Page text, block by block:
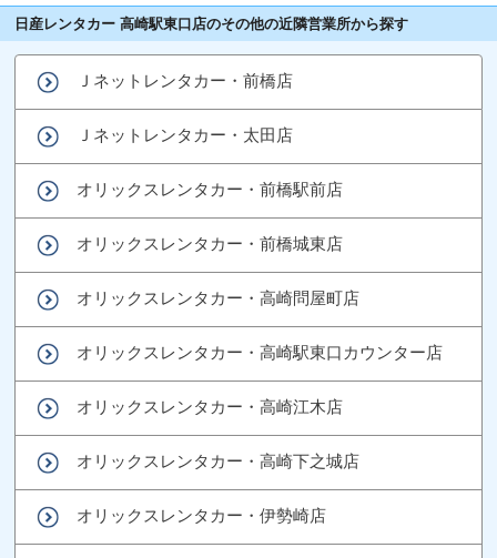
日産レンタカー 高崎駅東口店のその他の近隣営業所から探す
Ｊネットレンタカー・前橋店
Ｊネットレンタカー・太田店
オリックスレンタカー・前橋駅前店
オリックスレンタカー・前橋城東店
オリックスレンタカー・高崎問屋町店
オリックスレンタカー・高崎駅東口カウンター店
オリックスレンタカー・高崎江木店
オリックスレンタカー・高崎下之城店
オリックスレンタカー・伊勢崎店